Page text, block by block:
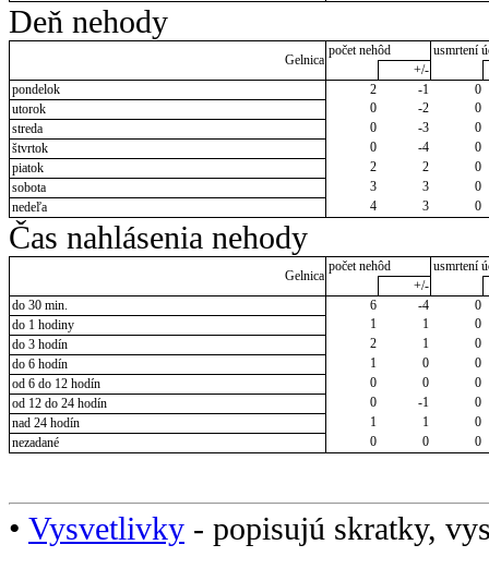
Deň nehody
Gelnica
počet nehôd
usmrtení
+/-
pondelok
2 -1
0
utorok
0 -2
0
streda
0 -3
0
štvrtok
0 -4
0
piatok
2 2
0
sobota
3 3
0
nedeľa
4 3 0
Čas nahlásenia nehody
Gelnica
počet nehôd
usmrtení
+/-
do 30 min.
6 -4
0
do 1 hodiny
1 1
0
do 3 hodín
2 1
0
do 6 hodín
1 0
0
od 6 do 12 hodín
0 0
0
od 12 do 24 hodín
0 -1
0
nad 24 hodín
1 1
0
nezadané
0 0 0
• Vysvetlivky - popisujú skratky,